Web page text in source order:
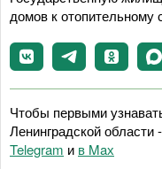
домов к отопительному
Чтобы первыми
Ленинградской
Telegram и в Maх